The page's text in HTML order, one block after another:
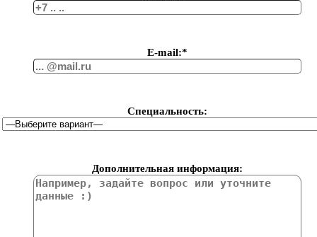
Е-mail:*
Специальность:
Дополнительная информация: